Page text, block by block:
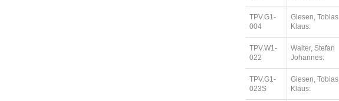
TPV.G1-
004
Giesen, Tobias
Klaus:
TPV.W1-
022
Walter, Stefan
Johannes:
TPV.G1-
023S
Giesen, Tobias
Klaus: